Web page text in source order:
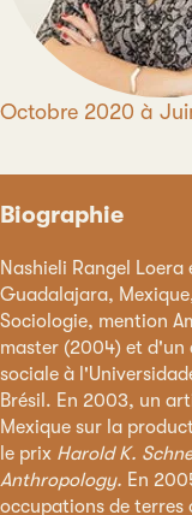
Période
Octobre 2020 à
Biographie
Nashieli Rangel
Guadalajara,
Sociologie, mention
master (2004) et
sociale à
Brésil. En 2003, un
Mexique sur la
le prix Harold K.
Anthropology. En
occupations de terres